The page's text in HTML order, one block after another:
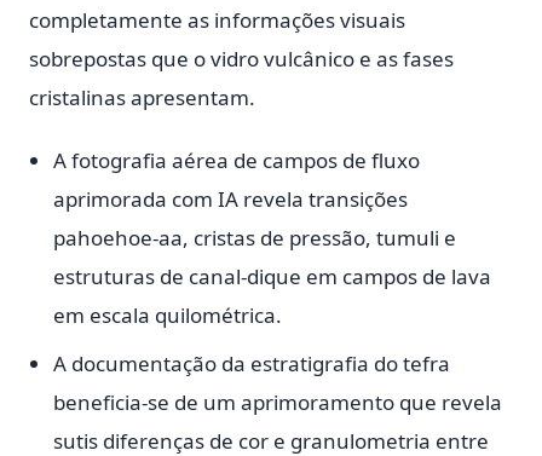
completamente as informações visuais
sobrepostas que o vidro vulcânico e as fases
cristalinas apresentam.
A fotografia aérea de campos de fluxo
aprimorada com IA revela transições
pahoehoe-aa, cristas de pressão, tumuli e
estruturas de canal-dique em campos de lava
em escala quilométrica.
A documentação da estratigrafia do tefra
beneficia-se de um aprimoramento que revela
sutis diferenças de cor e granulometria entre